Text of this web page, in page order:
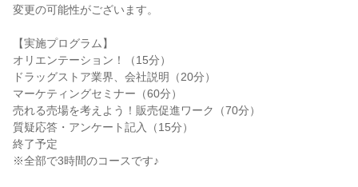
変更の可能性がございます。
【実施プログラム】
オリエンテーション！（15分）
ドラッグストア業界、会社説明（20分）
マーケティングセミナー（60分）
売れる売場を考えよう！販売促進ワーク（70分）
質疑応答・アンケート記入（15分）
終了予定
※全部で3時間のコースです♪